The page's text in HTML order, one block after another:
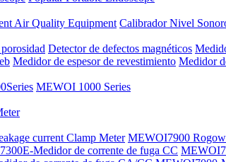
Air Quality Equipment Calibrador Nivel
Detector de defectos magnéticos
Medidor de espesor de revestimiento Medidor
MEWOI 1000 Series
current Clamp Meter MEWOI7900
Medidor de corrente de fuga CC